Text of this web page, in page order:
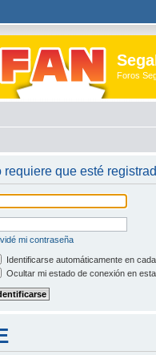
Foros
que esté
mi contraseña
Identificarse automáticamente en
Ocultar mi estado de conexión en